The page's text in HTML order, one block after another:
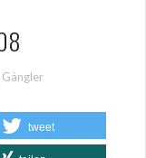
tweet